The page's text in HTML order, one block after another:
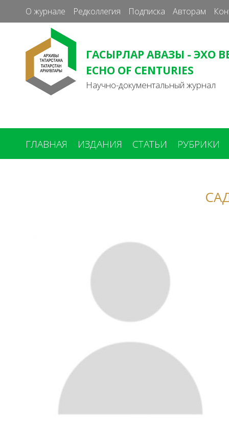
О журнале Редколлегия Подписка Авторам
ГАСЫРЛАР АВАЗЫ - ЭХО
ECHO OF CENTURIES
Научно-документальный журнал
ГЛАВНАЯ ИЗДАНИЯ СТАТЬИ РУБРИКИ